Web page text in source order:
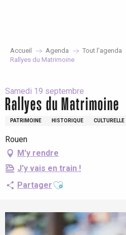
Accueil Agenda Tout l’agenda
Rallyes du Matrimoine
Samedi 19 septembre
Rallyes du Matrimoine
PATRIMOINE HISTORIQUE CULTURELLE
Rouen
M'y rendre
J'y vais en train !
Partager Ajouter aux favoris